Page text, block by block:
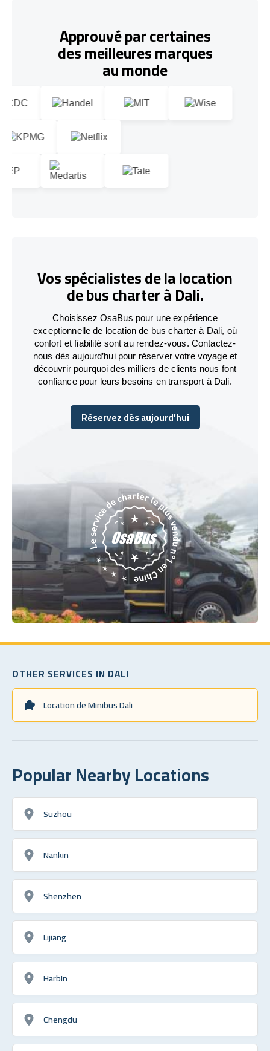
Approuvé par certaines
des meilleures marques
au monde
Vos spécialistes de la location
de bus charter à Dali.
Choisissez OsaBus pour une expérience
exceptionnelle de location de bus charter à Dali, où
confort et fiabilité sont au rendez-vous. Contactez-
nous dès aujourd’hui pour réserver votre voyage et
découvrir pourquoi des milliers de clients nous font
confiance pour leurs besoins en transport à Dali.
Réservez dès aujourd’hui
Réservez dès aujourd’hui
OTHER SERVICES IN DALI
Location de Minibus Dali
Popular Nearby Locations
Suzhou
Nankin
Shenzhen
Lijiang
Harbin
Chengdu